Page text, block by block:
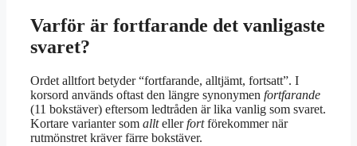
Varför är fortfarande det vanligaste
svaret?
Ordet alltfort betyder “fortfarande, alltjämt, fortsatt”. I
korsord används oftast den längre synonymen fortfarande
(11 bokstäver) eftersom ledtråden är lika vanlig som svaret.
Kortare varianter som alltellerfortförekommer när
rutmönstret kräver färre bokstäver.